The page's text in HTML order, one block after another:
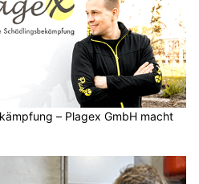
– Plagex GmbH macht